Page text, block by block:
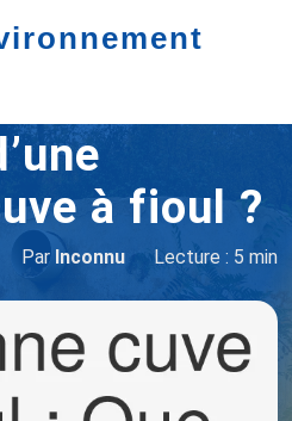
à fioul ?
Par Inconnu Lecture : 5 min